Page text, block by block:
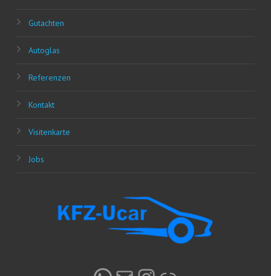
Gut­ach­ten
Auto­glas
Refe­ren­zen
Kon­takt
Visi­ten­kar­te
Jobs